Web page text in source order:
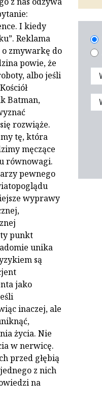
I kiedy
Reklama
o zmywarkę do
powie, że
albo jeśli
Batman,
rozwiąże.
tę, która
męczące
równowagi.
pewnego
wyprawy
punkt
unika
są
jako
inaczej, ale
życia. Nie
w nerwicę.
przed głębią
z nich
na